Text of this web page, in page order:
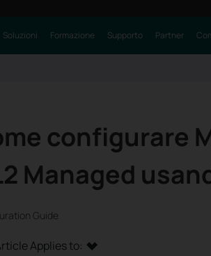
Soluzioni Formazione Supporto Partner
configurare
Managed
Guide
Applies to: